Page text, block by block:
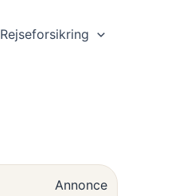
Rejseforsikring
Annonce